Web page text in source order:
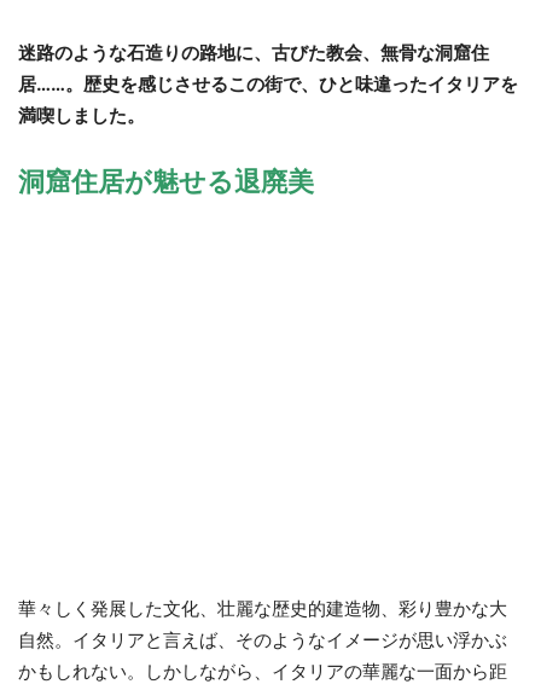
迷路のような石造りの路地に、古びた教会、無骨な洞窟住
居……。歴史を感じさせるこの街で、ひと味違ったイタリアを
満喫しました。
洞窟住居が魅せる退廃美
華々しく発展した文化、壮麗な歴史的建造物、彩り豊かな大
自然。イタリアと言えば、そのようなイメージが思い浮かぶ
かもしれない。しかしながら、イタリアの華麗な一面から距